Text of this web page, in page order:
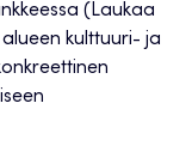
(Laukaa
kulttuuri- ja